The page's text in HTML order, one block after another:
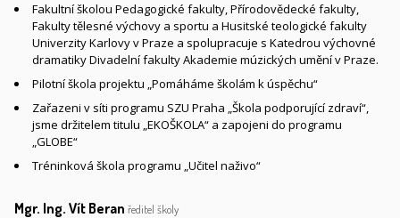
Fakultní školou Pedagogické fakulty, Přírodovědecké fakulty,
Fakulty tělesné výchovy a sportu a Husitské teologické fakulty
Univerzity Karlovy v Praze a spolupracuje s Katedrou výchovné
dramatiky Divadelní fakulty Akademie múzických umění v Praze.
Pilotní škola projektu „Pomáháme školám k úspěchu“
Zařazeni v síti programu SZU Praha „Škola podporující zdraví“,
jsme držitelem titulu „EKOŠKOLA“ a zapojeni do programu
„GLOBE“
Tréninková škola programu „Učitel naživo“
Mgr. Ing. Vít Beran ředitel školy